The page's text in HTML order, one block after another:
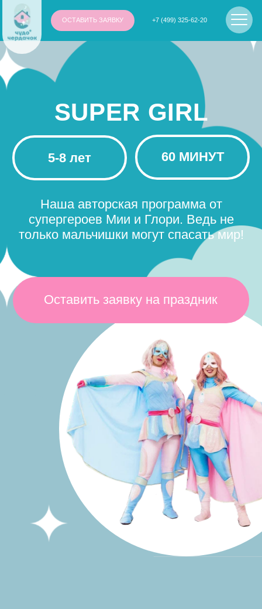
ОСТАВИТЬ ЗАЯВКУ +7 (499) 325-62-20
Наша авторская программа от
супергероев Мии и Глори. Ведь не
только мальчишки могут спасать мир!
Оставить заявку на праздник
SUPER GIRL
5-8 лет 60 МИНУТ